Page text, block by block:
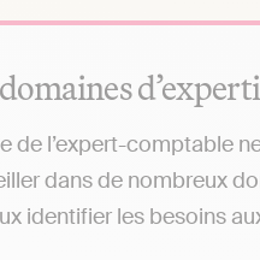
de l’expert-comptable
dans de nombreux
identifier les besoins